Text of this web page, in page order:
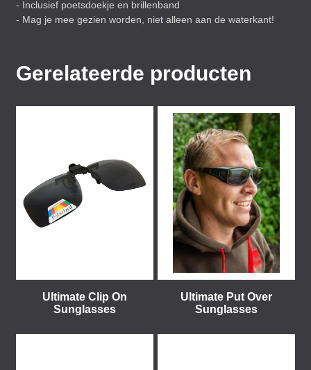
- Inclusief poetsdoekje en brillenband
- Mag je mee gezien worden, niet alleen aan de waterkant!
Gerelateerde producten
Ultimate Clip On
Sunglasses
Ultimate Put Over
Sunglasses